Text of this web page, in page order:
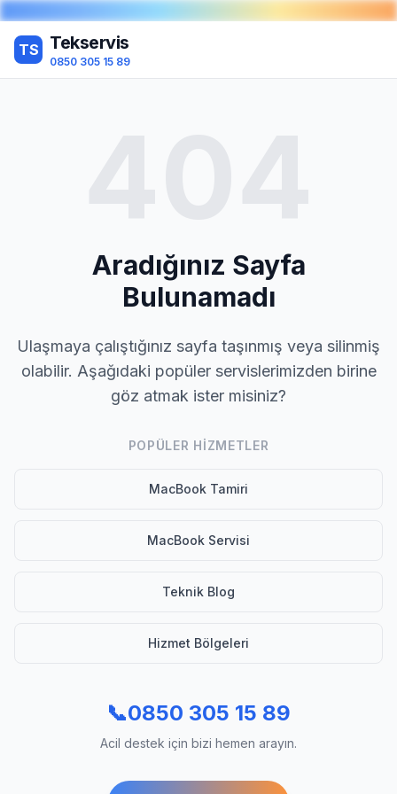
TS Tekservis
0850 305 15 89
Aradığınız Sayfa
Bulunamadı
Ulaşmaya çalıştığınız sayfa taşınmış veya silinmiş
olabilir. Aşağıdaki popüler servislerimizden birine
göz atmak ister misiniz?
POPÜLER HIZMETLER
MacBook Tamiri
MacBook Servisi
Teknik Blog
Hizmet Bölgeleri
📞0850 305 15 89
Acil destek için bizi hemen arayın.